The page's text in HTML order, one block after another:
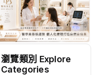
瀏覽類別 Explore
Categories